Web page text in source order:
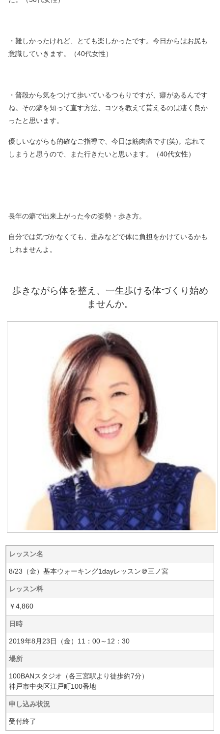
・難しかったけれど、とても楽しかったです。今日からはお尻も
意識していきます。（40代女性）
・普段から気をつけて歩いているつもりですが、癖があるんです
ね。その癖を知って直す方法、コツを教えて貰えるのは凄く良か
ったと思います。
優しいながらも的確なご指導で、今日は筋肉痛です(笑)。忘れて
しまうと思うので、また行きたいと思います。（40代女性）
長年の癖で出来上がった今の姿勢・歩き方。
自分では気づかなくても、歪みなどで体に負担をかけているかも
しれませんよ。
歩きながら体を整え、一生歩ける体づくり始め
ませんか。
レッスン名
8/23（金）基本ウォーキング1dayレッスン＠三ノ宮
レッスン料
￥4,860
日時
2019年8月23日（金）11：00～12：30
場所
100BANスタジオ（各三宮駅より徒歩約7分）
神戸市中央区江戸町100番地
申し込み状況
受付終了